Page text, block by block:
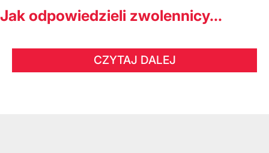
Jak odpowiedzieli zwolennicy...
CZYTAJ DALEJ